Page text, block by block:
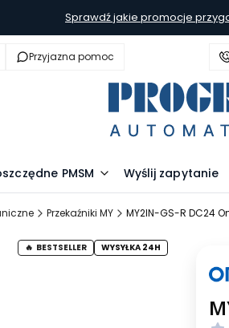
Sprawdź jakie promocje
Przyjazna pomoc
PMSM Wyślij zapytanie
Przekaźniki MY MY2IN-GS-R DC24
BESTSELLER WYSYŁKA 24H